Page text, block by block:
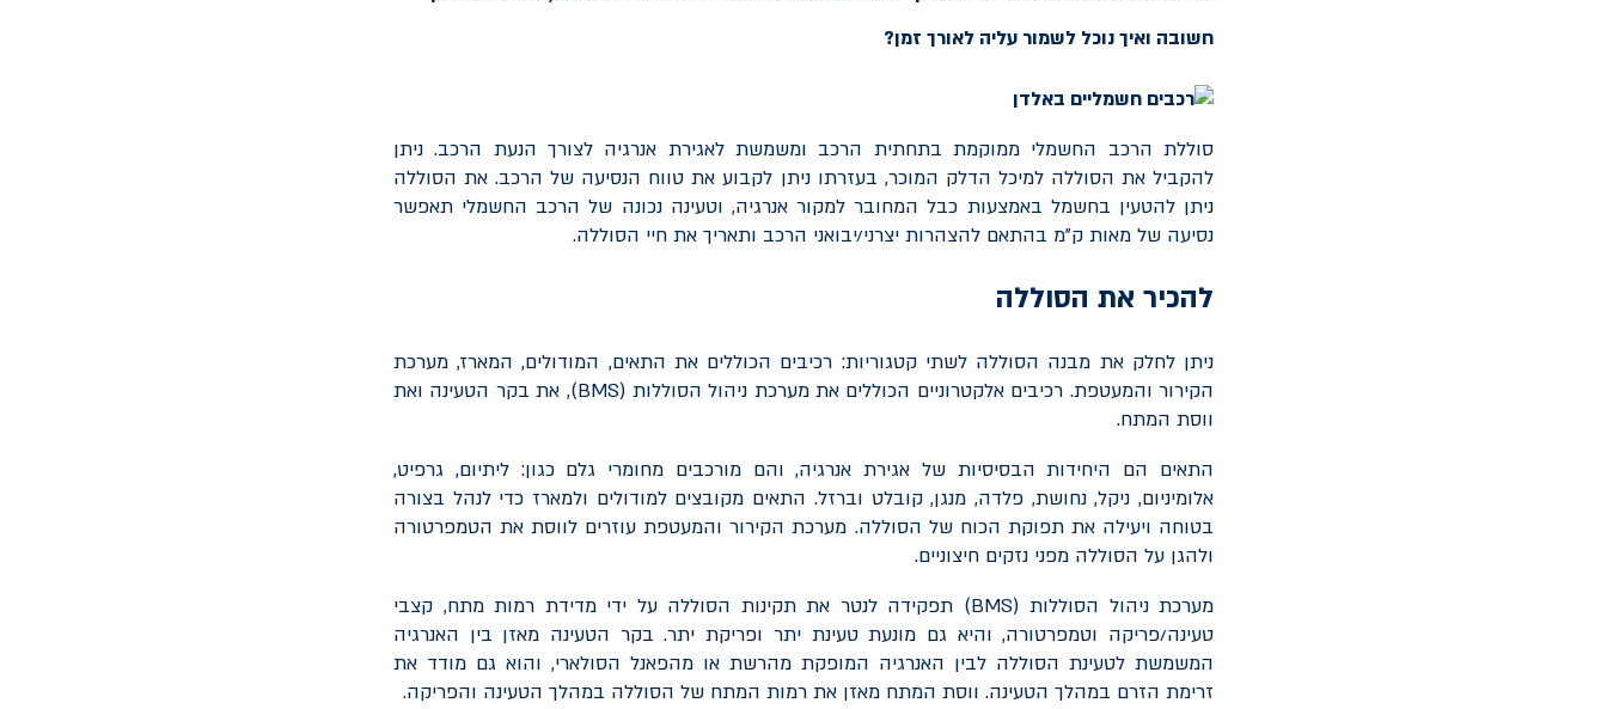
חשובה ואיך נוכל לשמור עליה לאורך זמן?
סוללת הרכב החשמלי ממוקמת בתחתית הרכב ומשמשת לאגירת אנרגיה לצורך הנעת הרכב. ניתן
להקביל את הסוללה למיכל הדלק המוכר, בעזרתו ניתן לקבוע את טווח הנסיעה של הרכב. את הסוללה
ניתן להטעין בחשמל באמצעות כבל המחובר למקור אנרגיה, וטעינה נכונה של הרכב החשמלי תאפשר
נסיעה של מאות ק"מ בהתאם להצהרות יצרני/יבואני הרכב ותאריך את חיי הסוללה.
להכיר את הסוללה
ניתן לחלק את מבנה הסוללה לשתי קטגוריות: רכיבים הכוללים את התאים, המודולים, המארז, מערכת
הקירור והמעטפת. רכיבים אלקטרוניים הכוללים את מערכת ניהול הסוללות (BMS), את בקר הטעינה ואת
ווסת המתח.
התאים הם היחידות הבסיסיות של אגירת אנרגיה, והם מורכבים מחומרי גלם כגון: ליתיום, גרפיט,
אלומיניום, ניקל, נחושת, פלדה, מנגן, קובלט וברזל. התאים מקובצים למודולים ולמארז כדי לנהל בצורה
בטוחה ויעילה את תפוקת הכוח של הסוללה. מערכת הקירור והמעטפת עוזרים לווסת את הטמפרטורה
ולהגן על הסוללה מפני נזקים חיצוניים.
מערכת ניהול הסוללות (BMS) תפקידה לנטר את תקינות הסוללה על ידי מדידת רמות מתח, קצבי
טעינה/פריקה וטמפרטורה, והיא גם מונעת טעינת יתר ופריקת יתר. בקר הטעינה מאזן בין האנרגיה
המשמשת לטעינת הסוללה לבין האנרגיה המופקת מהרשת או מהפאנל הסולארי, והוא גם מודד את
זרימת הזרם במהלך הטעינה. ווסת המתח מאזן את רמות המתח של הסוללה במהלך הטעינה והפריקה.